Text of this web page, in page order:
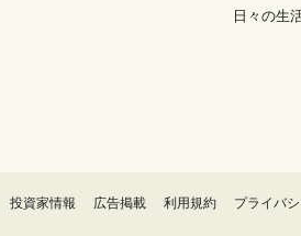
日々の生
投資家情報 広告掲載 利用規約 プライバ